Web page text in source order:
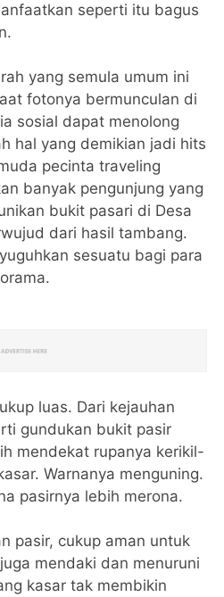
seperti itu bagus
yang semula umum ini
fotonya bermunculan di
sosial dapat menolong
hal yang demikian jadi hits
pecinta traveling
banyak pengunjung yang
bukit pasari di Desa
dari hasil tambang.
sesuatu bagi para
luas. Dari kejauhan
gundukan bukit pasir
mendekat rupanya kerikil-
Warnanya menguning.
pasirnya lebih merona.
pasir, cukup aman untuk
mendaki dan menuruni
kasar tak membikin